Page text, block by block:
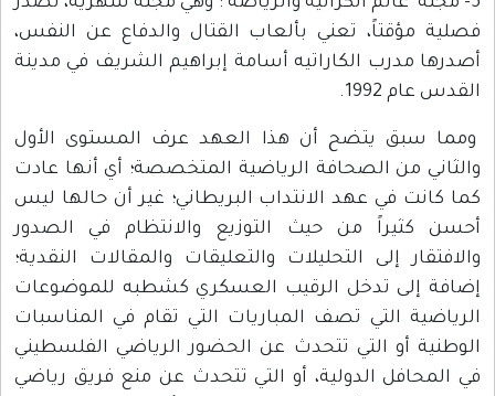
فصلية مؤقتاً، تعني بألعاب القتال والدفاع عن النفس،
أصدرها مدرب الكاراتيه أسامة إبراهيم الشريف في مدينة
القدس عام 1992.
ومما سبق يتضح أن هذا العهد عرف المستوى الأول
والثاني من الصحافة الرياضية المتخصصة؛ أي أنها عادت
كما كانت في عهد الانتداب البريطاني؛ غير أن حالها ليس
أحسن كثيراً من حيث التوزيع والانتظام في الصدور
والافتقار إلى التحليلات والتعليقات والمقالات النقدية؛
إضافة إلى تدخل الرقيب العسكري كشطبه للموضوعات
الرياضية التي تصف المباريات التي تقام في المناسبات
الوطنية أو التي تتحدث عن الحضور الرياضي الفلسطيني
في المحافل الدولية، أو التي تتحدث عن منع فريق رياضي